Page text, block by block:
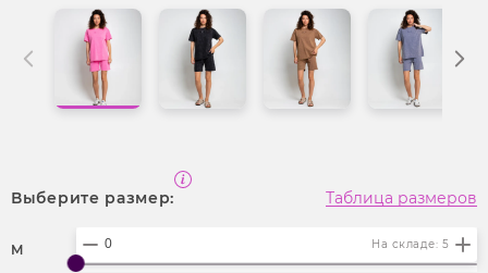
Выберите размер: Таблица размеров
M На складе: 5